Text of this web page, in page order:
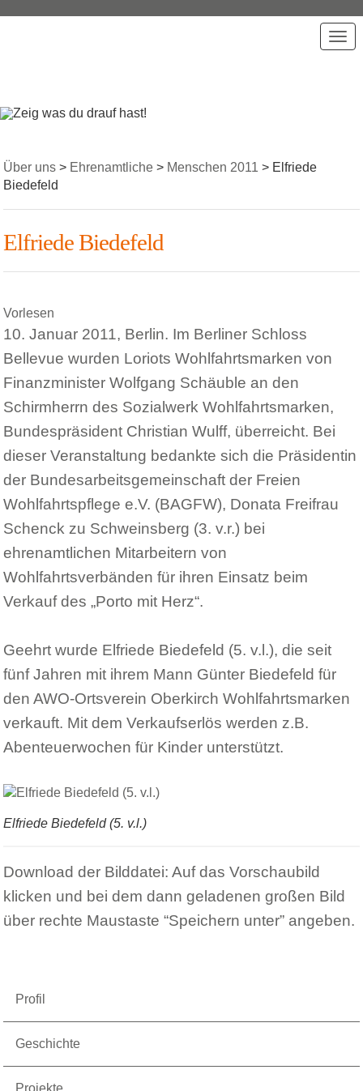
T
i
Über uns > Ehrenamtliche > Menschen 2011 > Elfriede
Biedefeld
Elfriede Biedefeld
Vorlesen
10. Januar 2011, Berlin. Im Berliner Schloss
Bellevue wurden Loriots Wohlfahrtsmarken von
Finanzminister Wolfgang Schäuble an den
Schirmherrn des Sozialwerk Wohlfahrtsmarken,
Bundespräsident Christian Wulff, überreicht. Bei
dieser Veranstaltung bedankte sich die Präsidentin
der Bundesarbeitsgemeinschaft der Freien
Wohlfahrtspflege e.V. (BAGFW), Donata Freifrau
Schenck zu Schweinsberg (3. v.r.) bei
ehrenamtlichen Mitarbeitern von
Wohlfahrtsverbänden für ihren Einsatz beim
Verkauf des „Porto mit Herz“.
Geehrt wurde Elfriede Biedefeld (5. v.l.), die seit
fünf Jahren mit ihrem Mann Günter Biedefeld für
den AWO-Ortsverein Oberkirch Wohlfahrtsmarken
verkauft. Mit dem Verkaufserlös werden z.B.
Abenteuerwochen für Kinder unterstützt.
Elfriede Biedefeld (5. v.l.)
Download der Bilddatei: Auf das Vorschaubild
klicken und bei dem dann geladenen großen Bild
über rechte Maustaste “Speichern unter” angeben.
Profil
Geschichte
Projekte